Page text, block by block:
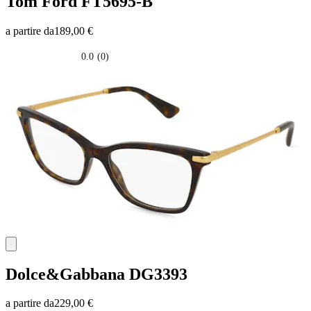
a partire da189,00 €
0.0 (0)
Dolce&Gabbana DG3393
a partire da229,00 €